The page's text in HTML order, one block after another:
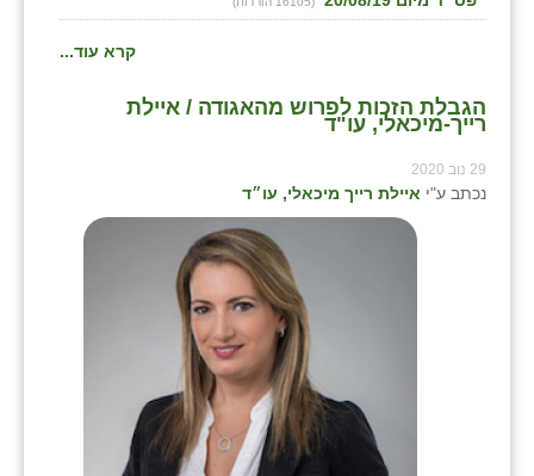
קרא עוד...
הגבלת הזכות לפרוש מהאגודה / איילת
רייך-מיכאלי, עו"ד
29 נוב 2020
נכתב ע"י איילת רייך מיכאלי, עו״ד